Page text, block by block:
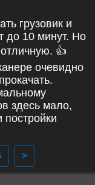
грузовик и
до 10 минут. Но
👍
очевидно
здесь мало,
постройки
>